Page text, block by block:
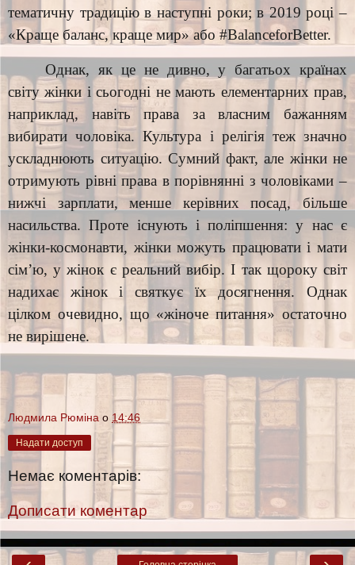
тематичну традицію в наступні роки; в 2019 році –
«Краще баланс, краще мир» або #BalanceforBetter.
Однак, як це не дивно, у багатьох країнах
світу жінки і сьогодні не мають елементарних прав,
наприклад, навіть права за власним бажанням
вибирати чоловіка. Культура і релігія теж значно
ускладнюють ситуацію. Сумний факт, але жінки не
отримують рівні права в порівнянні з чоловіками –
нижчі зарплати, менше керівних посад, більше
насильства. Проте існують і поліпшення: у нас є
жінки-космонавти, жінки можуть працювати і мати
сім’ю, у жінок є реальний вибір. І так щороку світ
надихає жінок і святкує їх досягнення. Однак
цілком очевидно, що «жіноче питання» остаточно
не вирішене.
Людмила Рюміна о 14:46
Надати доступ
Немає коментарів:
Дописати коментар